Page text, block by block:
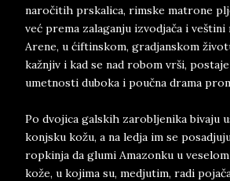
naročitih prskalica, rimske matrone
već prema zalaganju izvodjača i
Arene, u ćiftinskom, gradjanskom
kažnjiv i kad se nad robom vrši,
umetnosti duboka i poučna drama
Po dvojica galskih zarobljenika bivaju
konjsku kožu, a na ledja im se
ropkinja da glumi Amazonku u
kože, u kojima su, medjutim, radi